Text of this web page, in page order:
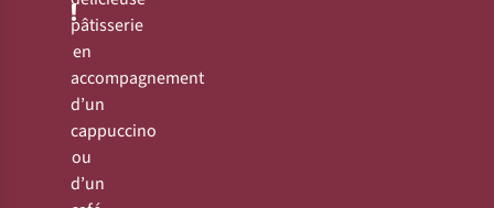
!pâtisserie
en
accompagnement
d’un
cappuccino
ou
d’un